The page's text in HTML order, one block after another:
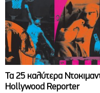
Τα 25 καλύτερα
Hollywood Reporter